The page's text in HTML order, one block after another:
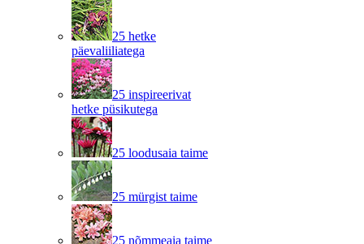
25 hetke
päevaliiliatega
25 inspireerivat
hetke püsikutega
25 loodusaia taime
25 mürgist taime
25 nõmmeaia taime